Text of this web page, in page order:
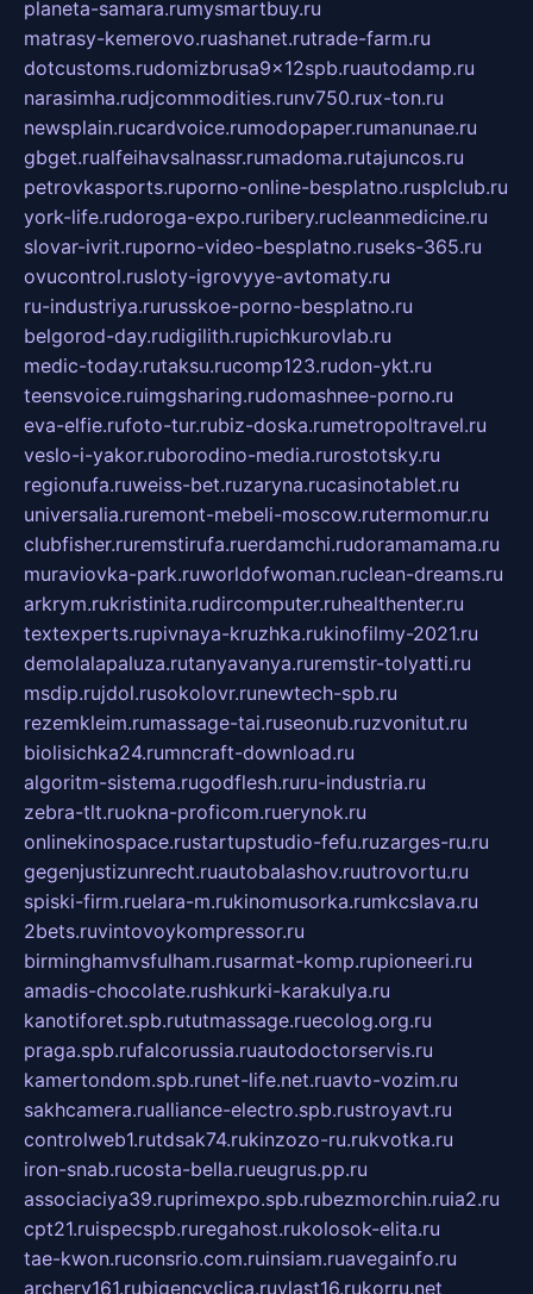
planeta-samara.rumysmartbuy.ru
matrasy-kemerovo.ruashanet.rutrade-farm.ru
dotcustoms.rudomizbrusa9x12spb.ruautodamp.ru
narasimha.rudjcommodities.runv750.rux-ton.ru
newsplain.rucardvoice.rumodopaper.rumanunae.ru
gbget.rualfeihavsalnassr.rumadoma.rutajuncos.ru
petrovkasports.ruporno-online-besplatno.rusplclub.ru
york-life.rudoroga-expo.ruribery.rucleanmedicine.ru
slovar-ivrit.ruporno-video-besplatno.ruseks-365.ru
ovucontrol.rusloty-igrovyye-avtomaty.ru
ru-industriya.rurusskoe-porno-besplatno.ru
belgorod-day.rudigilith.rupichkurovlab.ru
medic-today.rutaksu.rucomp123.rudon-ykt.ru
teensvoice.ruimgsharing.rudomashnee-porno.ru
eva-elfie.rufoto-tur.rubiz-doska.rumetropoltravel.ru
veslo-i-yakor.ruborodino-media.rurostotsky.ru
regionufa.ruweiss-bet.ruzaryna.rucasinotablet.ru
universalia.ruremont-mebeli-moscow.rutermomur.ru
clubfisher.ruremstirufa.ruerdamchi.rudoramamama.ru
muraviovka-park.ruworldofwoman.ruclean-dreams.ru
arkrym.rukristinita.rudircomputer.ruhealthenter.ru
textexperts.rupivnaya-kruzhka.rukinofilmy-2021.ru
demolalapaluza.rutanyavanya.ruremstir-tolyatti.ru
msdip.rujdol.rusokolovr.runewtech-spb.ru
rezemkleim.rumassage-tai.ruseonub.ruzvonitut.ru
biolisichka24.rumncraft-download.ru
algoritm-sistema.rugodflesh.ruru-industria.ru
zebra-tlt.ruokna-proficom.ruerynok.ru
onlinekinospace.rustartupstudio-fefu.ruzarges-ru.ru
gegenjustizunrecht.ruautobalashov.ruutrovortu.ru
spiski-firm.ruelara-m.rukinomusorka.rumkcslava.ru
2bets.ruvintovoykompressor.ru
birminghamvsfulham.rusarmat-komp.rupioneeri.ru
amadis-chocolate.rushkurki-karakulya.ru
kanotiforet.spb.rututmassage.ruecolog.org.ru
praga.spb.rufalcorussia.ruautodoctorservis.ru
kamertondom.spb.runet-life.net.ruavto-vozim.ru
sakhcamera.rualliance-electro.spb.rustroyavt.ru
controlweb1.rutdsak74.rukinzozo-ru.rukvotka.ru
iron-snab.rucosta-bella.rueugrus.pp.ru
associaciya39.ruprimexpo.spb.rubezmorchin.ruia2.ru
cpt21.ruispecspb.ruregahost.rukolosok-elita.ru
tae-kwon.ruconsrio.com.ruinsiam.ruavegainfo.ru
archery161.rubigencyclica.ruvlast16.rukorru.net